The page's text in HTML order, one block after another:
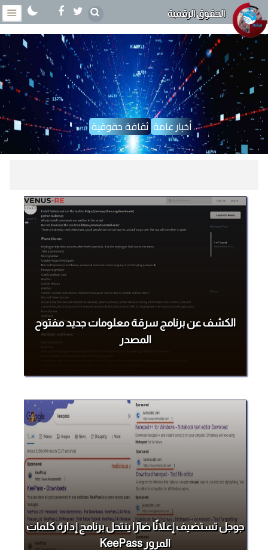
الحقوق الرقمية
ثقافة حقوقية أخبار عامة
الكشف عن برنامج سرقة معلومات جديد مفتوح
المصدر
جوجل تستضيف إعلانًا ضارًا ينتحل برنامج إدارة كلمات
المرور KeePass